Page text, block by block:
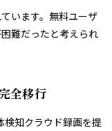
います。無料ユーザ
難だったと考えられ
全移行
知クラウド録画を提